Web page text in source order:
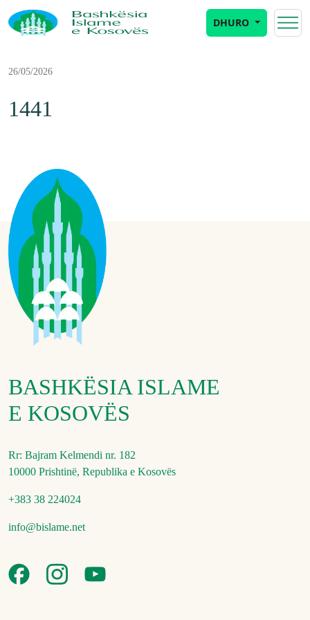
DHURO
26/05/2026
1441
BASHKËSIA ISLAME
E KOSOVËS
Rr: Bajram Kelmendi nr. 182
10000 Prishtinë, Republika e Kosovës
+383 38 224024
info@bislame.net